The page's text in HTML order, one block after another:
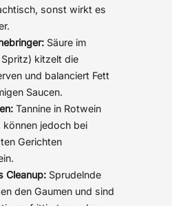
sonst wirkt es
Säure im
kitzelt die
und balanciert Fett
Saucen.
Tannine in Rotwein
können jedoch bei
Gerichten
Cleanup: Sprudelnde
den Gaumen und sind